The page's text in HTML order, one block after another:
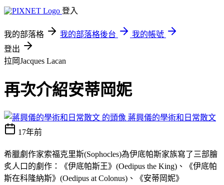
登入
我的部落格 我的部落格後台
我的帳號
登出
拉岡Jacques Lacan
再次介紹安蒂岡妮
蔣興儀的學術和日常散文
17年前
希臘劇作家索福克里斯(Sophocles)為伊底帕斯家族寫了三部膾
炙人口的劇作：《伊底帕斯王》(Oedipus the King)、《伊底帕
斯在科隆納斯》(Oedipus at Colonus)、《安蒂岡妮》